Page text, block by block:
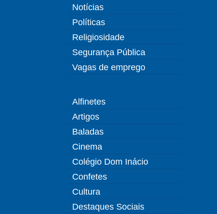
Notícias
Políticas
Religiosidade
Segurança Pública
Vagas de emprego
Alfinetes
Artigos
Baladas
Cinema
Colégio Dom Inácio
Confetes
Cultura
Destaques Sociais